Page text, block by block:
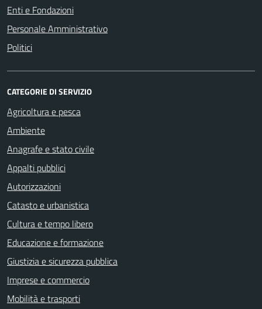
Enti e Fondazioni
Personale Amministrativo
Politici
CATEGORIE DI SERVIZIO
Agricoltura e pesca
Ambiente
Anagrafe e stato civile
Appalti pubblici
Autorizzazioni
Catasto e urbanistica
Cultura e tempo libero
Educazione e formazione
Giustizia e sicurezza pubblica
Imprese e commercio
Mobilità e trasporti